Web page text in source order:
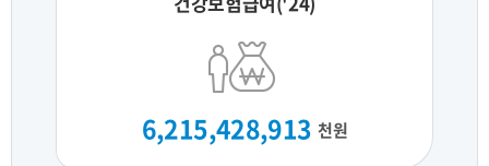
6,215,428,913 천원